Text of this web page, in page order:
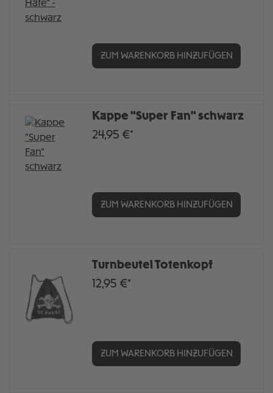
ZUM WARENKORB HINZUFÜGEN
Kappe "Super Fan" schwarz
24,95 €*
ZUM WARENKORB HINZUFÜGEN
Turnbeutel Totenkopf
12,95 €*
ZUM WARENKORB HINZUFÜGEN